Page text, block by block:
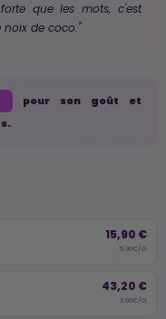
que les mots, c'est
de coco."
pour son goût et
15,90 €
5.30€/G
43,20 €
3.60€/G